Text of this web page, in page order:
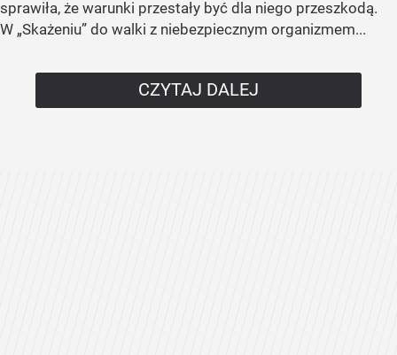
sprawiła, że warunki przestały być dla niego przeszkodą.
W „Skażeniu” do walki z niebezpiecznym organizmem...
CZYTAJ DALEJ